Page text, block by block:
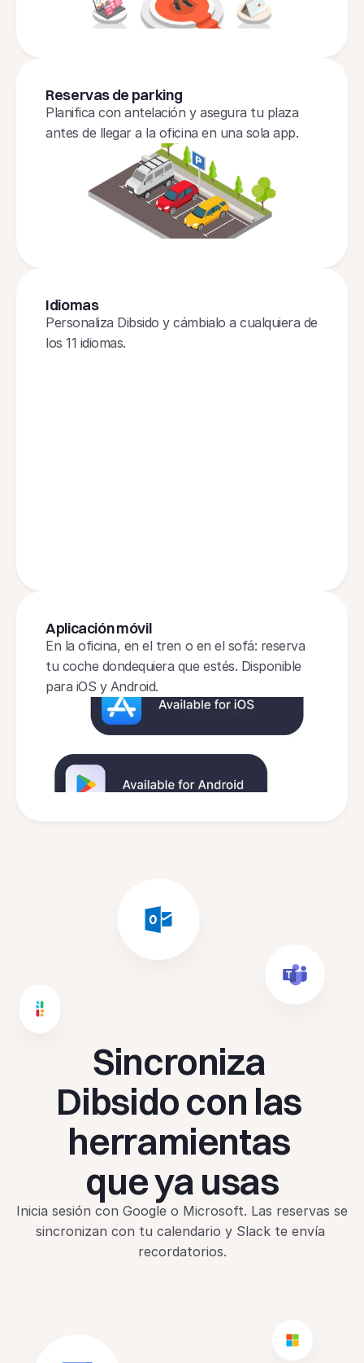
Reservas de parking
Planifica con antelación y asegura tu plaza
antes de llegar a la oficina en una sola app.
Idiomas
Personaliza Dibsido y cámbialo a cualquiera de
los 11 idiomas.
Aplicación móvil
En la oficina, en el tren o en el sofá: reserva
tu coche dondequiera que estés. Disponible
para iOS y Android.
Sincroniza
Dibsido con las
herramientas
que ya usas
Inicia sesión con Google o Microsoft. Las reservas se
sincronizan con tu calendario y Slack te envía
recordatorios.